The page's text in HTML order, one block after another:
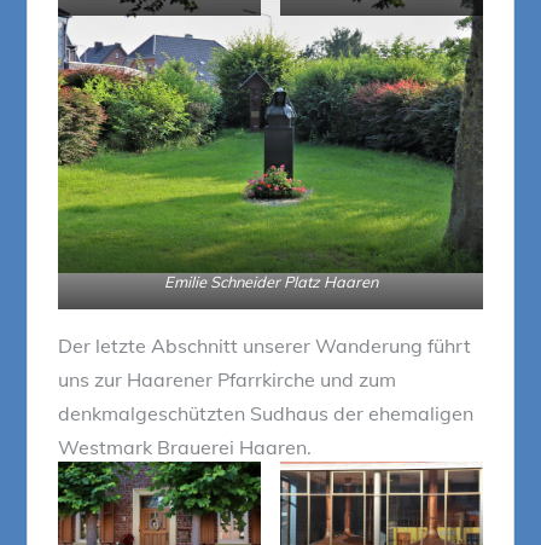
Emilie Schneider Platz Haaren
Der letzte Abschnitt unserer Wanderung führt
uns zur Haarener Pfarrkirche und zum
denkmalgeschützten Sudhaus der ehemaligen
Westmark Brauerei Haaren.